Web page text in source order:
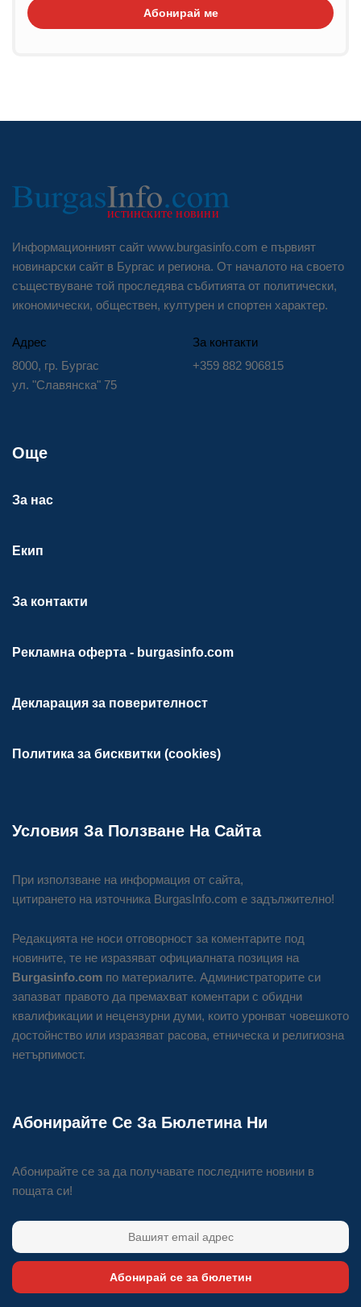
Абонирай ме
Информационният сайт www.burgasinfo.com е първият
новинарски сайт в Бургас и региона. От началото на своето
съществуване той проследява събитията от политически,
икономически, обществен, културен и спортен характер.
Адрес
8000, гр. Бургас
ул. "Славянска" 75
За контакти
+359 882 906815
Още
За нас
Екип
За контакти
Рекламна оферта - burgasinfo.com
Декларация за поверителност
Политика за бисквитки (cookies)
Условия За Ползване На Сайта
При използване на информация от сайта,
цитирането на източника BurgasInfo.com е задължително!
Редакцията не носи отговорност за коментарите под
новините, те не изразяват официалната позиция на
Burgasinfo.com по материалите. Администраторите си
запазват правото да премахват коментари с обидни
квалификации и нецензурни думи, които уронват човешкото
достойнство или изразяват расова, етническа и религиозна
нетърпимост.
Абонирайте Се За Бюлетина Ни
Абонирайте се за да получавате последните новини в
пощата си!
Абонирай се за бюлетин